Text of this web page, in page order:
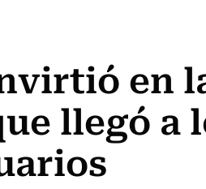
en
llegó a